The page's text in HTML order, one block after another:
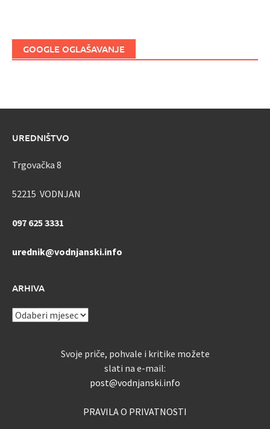
GOOGLE OGLAŠAVANJE
UREDNIŠTVO
Trgovačka 8
52215 VODNJAN
097 625 3331
urednik@vodnjanski.info
ARHIVA
ARHIVA
Svoje priče, pohvale i kritike možete
slati na e-mail:
post@vodnjanski.info
PRAVILA O PRIVATNOSTI